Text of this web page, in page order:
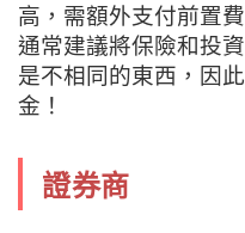
高，需額外支付前置
通常建議將保險和投
是不相同的東西，因
金！
證券商